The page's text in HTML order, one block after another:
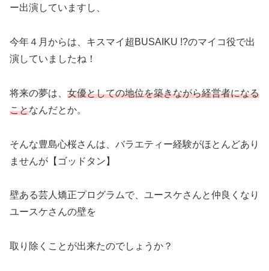
ー出演していますし、
今年４月からは、キスマイ超BUSAIKU !?のマイコ役で出
演していましたね！
将来の夢は、 女優としての地位を築きながら経営者になる
ことなんだとか。
そんな豊島心桜さんは、バラエティー経験がほとんどあり
ませんが【ゴッドタン】
壁ある芸人矯正プログラムで、ユースケさんと仲良くなり
ユースケさんの壁を
取り除くことが出来たのでしょうか？